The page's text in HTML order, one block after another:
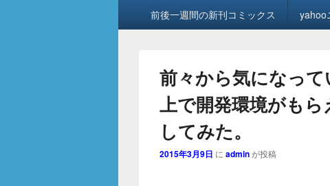
前後一週間の新刊コミックス yahoo
前々から気になっ
上で開発環境がも
してみた。
2015年3月9日 に adminが投稿